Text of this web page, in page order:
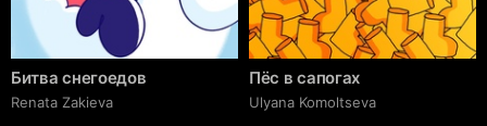
Битва снегоедов
Renata Zakieva
Пёс в сапогах
Ulyana Komoltseva